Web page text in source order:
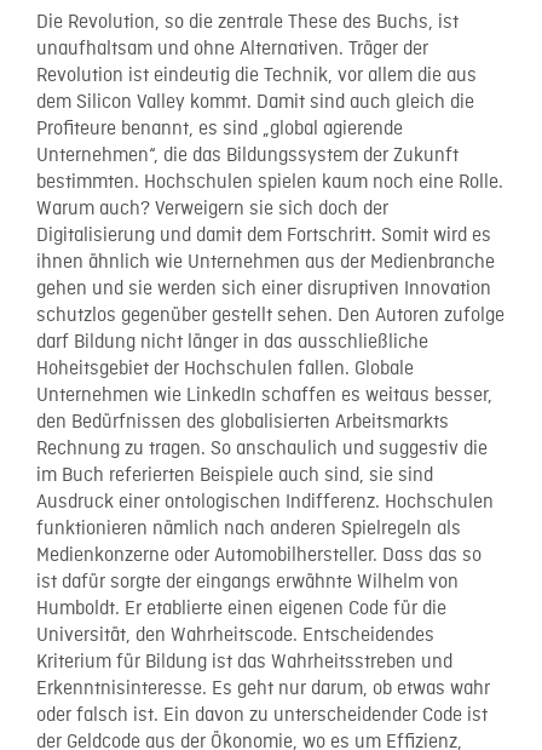
Die Revolution, so die zentrale These des Buchs, ist
unaufhaltsam und ohne Alternativen. Träger der
Revolution ist eindeutig die Technik, vor allem die aus
dem Silicon Valley kommt. Damit sind auch gleich die
Profiteure benannt, es sind „global agierende
Unternehmen“, die das Bildungssystem der Zukunft
bestimmten. Hochschulen spielen kaum noch eine Rolle.
Warum auch? Verweigern sie sich doch der
Digitalisierung und damit dem Fortschritt. Somit wird es
ihnen ähnlich wie Unternehmen aus der Medienbranche
gehen und sie werden sich einer disruptiven Innovation
schutzlos gegenüber gestellt sehen. Den Autoren zufolge
darf Bildung nicht länger in das ausschließliche
Hoheitsgebiet der Hochschulen fallen. Globale
Unternehmen wie LinkedIn schaffen es weitaus besser,
den Bedürfnissen des globalisierten Arbeitsmarkts
Rechnung zu tragen. So anschaulich und suggestiv die
im Buch referierten Beispiele auch sind, sie sind
Ausdruck einer ontologischen Indifferenz. Hochschulen
funktionieren nämlich nach anderen Spielregeln als
Medienkonzerne oder Automobilhersteller. Dass das so
ist dafür sorgte der eingangs erwähnte Wilhelm von
Humboldt. Er etablierte einen eigenen Code für die
Universität, den Wahrheitscode. Entscheidendes
Kriterium für Bildung ist das Wahrheitsstreben und
Erkenntnisinteresse. Es geht nur darum, ob etwas wahr
oder falsch ist. Ein davon zu unterscheidender Code ist
der Geldcode aus der Ökonomie, wo es um Effizienz,